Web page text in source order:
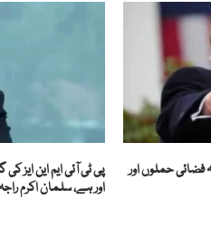
فضائی حملوں اور
پی ٹی آئی ایم این ایز
اور ہے، سلمان اکرم